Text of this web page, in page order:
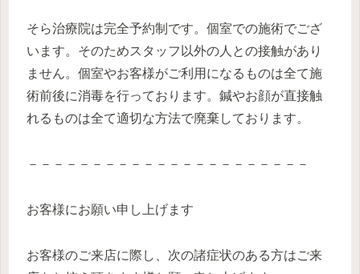
そら治療院は完全予約制です。個室での施術でござ
います。そのためスタッフ以外の人との接触があり
ません。個室やお客様がご利用になるものは全て施
術前後に消毒を行っております。鍼やお顔が直接触
れるものは全て適切な方法で廃棄しております。
－－－－－－－－－－－－－－－－－－－－－－
お客様にお願い申し上げます
お客様のご来店に際し、次の諸症状のある方はご来